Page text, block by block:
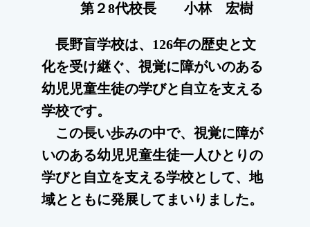
第２8代校長 小林 宏樹
長野盲学校は、126年の歴史と文
化を受け継ぐ、視覚に障がいのある
幼児児童生徒の学びと自立を支える
学校です。
この長い歩みの中で、視覚に障が
いのある幼児児童生徒一人ひとりの
学びと自立を支える学校として、地
域とともに発展してまいりました。